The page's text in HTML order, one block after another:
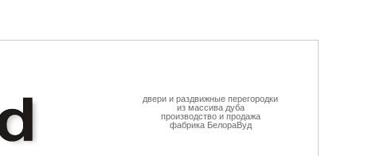
двери и раздвижные перегородки
из массива дуба
производство и продажа
фабрика БелораВуд